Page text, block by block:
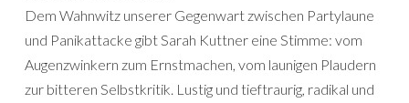
Dem Wahnwitz unserer Gegenwart zwischen Partylaune
und Panikattacke gibt Sarah Kuttner eine Stimme: vom
Augenzwinkern zum Ernstmachen, vom launigen Plaudern
zur bitteren Selbstkritik. Lustig und tieftraurig, radikal und